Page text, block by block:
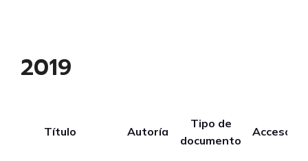
2019
Título Autoría
Tipo de
documento
Acceso